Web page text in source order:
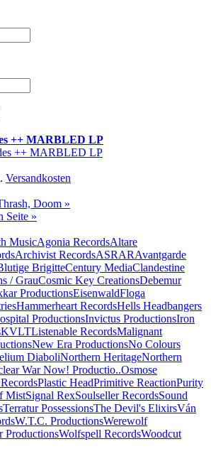
++ MARBLED LP
Versandkosten
Doom »
Seite »
MusicAgonia RecordsAltare
Archivist RecordsASRARAvantgarde
BrigitteCentury MediaClandestine
/ GrauCosmic Key CreationsDebemur
ProductionsEisenwaldFloga
Hammerheart RecordsHells Headbangers
ProductionsInvictus ProductionsIron
KVLTListenable RecordsMalignant
New Era ProductionsNo Colours
DiaboliNorthern HeritageNorthern
War Now! Productio..Osmose
Plastic HeadPrimitive ReactionPurity
MistSignal RexSoulseller RecordsSound
Terratur PossessionsThe Devil's ElixirsVán
W.T.C. ProductionsWerewolf
ProductionsWolfspell RecordsWoodcut